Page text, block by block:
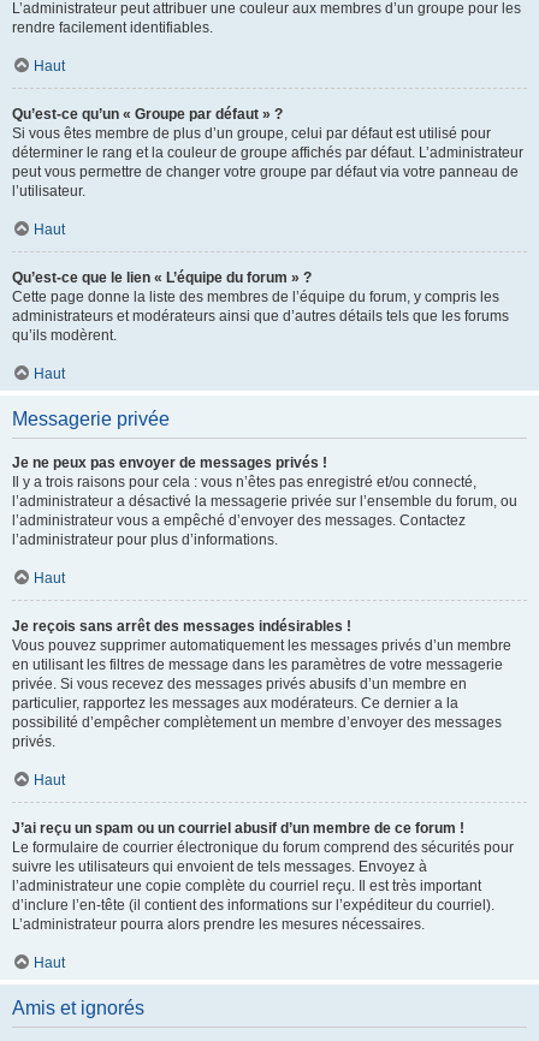
L’administrateur peut attribuer une couleur aux membres d’un groupe pour les
rendre facilement identifiables.
Haut
Qu’est-ce qu’un « Groupe par défaut » ?
Si vous êtes membre de plus d’un groupe, celui par défaut est utilisé pour
déterminer le rang et la couleur de groupe affichés par défaut. L’administrateur
peut vous permettre de changer votre groupe par défaut via votre panneau de
l’utilisateur.
Haut
Qu’est-ce que le lien « L’équipe du forum » ?
Cette page donne la liste des membres de l’équipe du forum, y compris les
administrateurs et modérateurs ainsi que d’autres détails tels que les forums
qu’ils modèrent.
Haut
Messagerie privée
Je ne peux pas envoyer de messages privés !
Il y a trois raisons pour cela : vous n’êtes pas enregistré et/ou connecté,
l’administrateur a désactivé la messagerie privée sur l’ensemble du forum, ou
l’administrateur vous a empêché d’envoyer des messages. Contactez
l’administrateur pour plus d’informations.
Haut
Je reçois sans arrêt des messages indésirables !
Vous pouvez supprimer automatiquement les messages privés d’un membre
en utilisant les filtres de message dans les paramètres de votre messagerie
privée. Si vous recevez des messages privés abusifs d’un membre en
particulier, rapportez les messages aux modérateurs. Ce dernier a la
possibilité d’empêcher complètement un membre d’envoyer des messages
privés.
Haut
J’ai reçu un spam ou un courriel abusif d’un membre de ce forum !
Le formulaire de courrier électronique du forum comprend des sécurités pour
suivre les utilisateurs qui envoient de tels messages. Envoyez à
l’administrateur une copie complète du courriel reçu. Il est très important
d’inclure l’en-tête (il contient des informations sur l’expéditeur du courriel).
L’administrateur pourra alors prendre les mesures nécessaires.
Haut
Amis et ignorés